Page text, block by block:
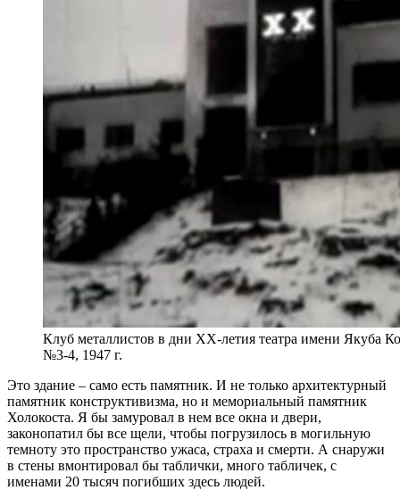
Клуб металлистов в дни ХХ-летия театра имени Якуба
№3-4, 1947 г.
Это здание – само есть памятник. И не только архитектурный
памятник конструктивизма, но и мемориальный памятник
Холокоста. Я бы замуровал в нем все окна и двери,
законопатил бы все щели, чтобы погрузилось в могильную
темноту это пространство ужаса, страха и смерти. А снаружи
в стены вмонтировал бы таблички, много табличек, с
именами 20 тысяч погибших здесь людей.